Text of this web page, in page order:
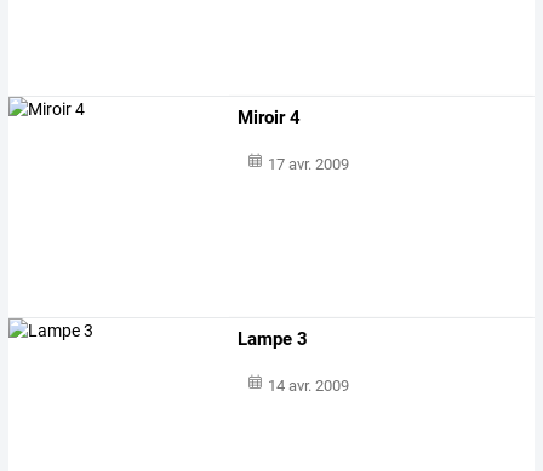
Miroir 4
17 avr. 2009
Lampe 3
14 avr. 2009